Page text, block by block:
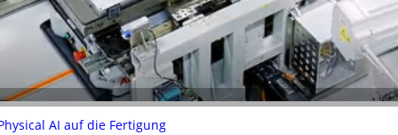
AI auf die Fertigung